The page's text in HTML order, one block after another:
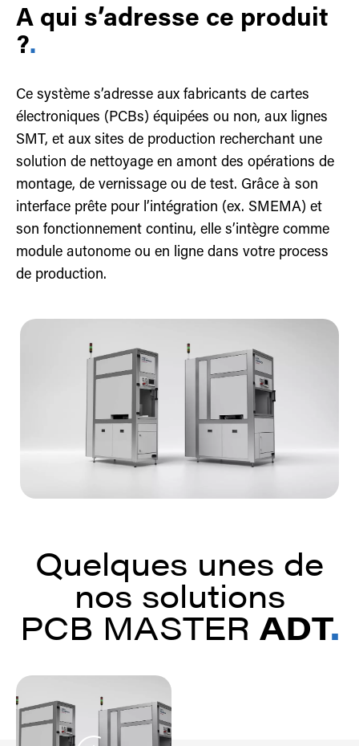
A qui s’adresse ce produit
?.
Ce système s’adresse aux fabricants de cartes
électroniques (PCBs) équipées ou non, aux lignes
SMT, et aux sites de production recherchant une
solution de nettoyage en amont des opérations de
montage, de vernissage ou de test. Grâce à son
interface prête pour l’intégration (ex. SMEMA) et
son fonctionnement continu, elle s’intègre comme
module autonome ou en ligne dans votre process
de production.
Quelques unes de
nos solutions
PCB MASTER ADT.